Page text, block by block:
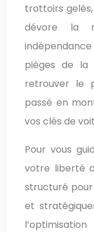
trottoirs
dévore la
pièges de la
retrouver le
passé en
vos clés de
Pour vous
votre liberté
structuré
et